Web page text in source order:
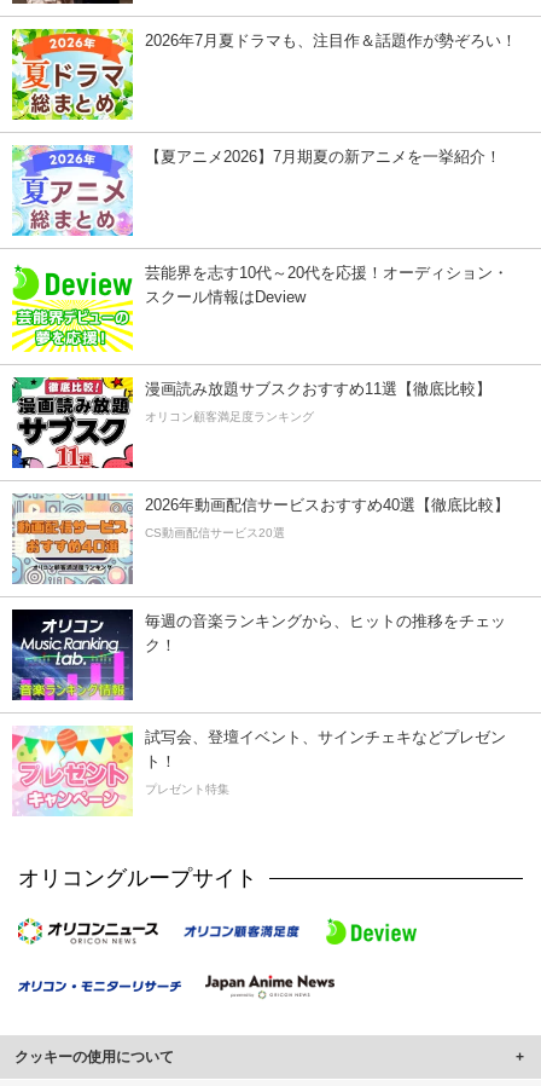
2026年7月夏ドラマも、注目作＆話題作が勢ぞろい！
【夏アニメ2026】7月期夏の新アニメを一挙紹介！
芸能界を志す10代～20代を応援！オーディション・
スクール情報はDeview
漫画読み放題サブスクおすすめ11選【徹底比較】
オリコン顧客満足度ランキング
2026年動画配信サービスおすすめ40選【徹底比較】
CS動画配信サービス20選
毎週の音楽ランキングから、ヒットの推移をチェッ
ク！
試写会、登壇イベント、サインチェキなどプレゼン
ト！
プレゼント特集
オリコングループサイト
クッキーの使用について